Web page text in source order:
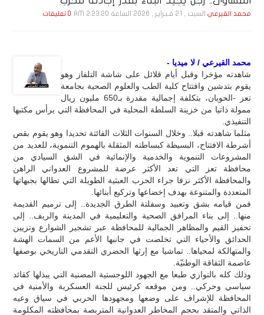
محمد القيرعي السبت , 21 فـبـرايـر , 2026 الساعة 2:23:20 AM 0 تعليقات
محمد القيرعي / لا ميديا -
شاهدته مؤخرا وقبل أيام قلائل على شاشة التلفاز وهو
يقوم بتدشين وافتتاح كلية الطب والعلوم الصحية بجامعة
تعز -الحوبان، بتكلفة إجمالية مقدرة بـ650 مليون ريال
ممولة ذاتيا من خزينة السلطة المحلية في المحافظة التي يرأس مكتبها
التنفيذي.
مثلما شاهدته قبلا.. وخلال السنوات الثلاث الفائتة تحديدا وهو يقوم بقص
أشرطة الافتتاح، البسيطة كبساطته المثقلة بالهموم التنموية، للعديد من
المشروعات التنموية والخدمية والإنمائية في الشق السيادي من
محافظة تعز التي تعد الأكثر عرضة للمشروع العدواني الراهن
والمحافظة الأكثر نزفا جراء الحرب العبثية الطويلة التي تطالها بجبهاتها
المتعددة والمتنوعة بهدف إخضاعها وتركيع أبنائها.
فمن قيامه بشق وتعبيد وسفلتة الطرق الجديدة.. إلى ترميم القديمة
منها.. إلى بناء المرافق الصحية والتعليمية في المدينة والريف.. إلى
تحفيز القيم والمظاهر الجمالية للمحافظة عبر تشجير الشوارع وتزيين
الحدائق والأحياء التي تخلصت في جانبها الأعم من السمات الهشة
والمتهالكة لمحياها.. تماشيا مع إرثها الحضري التقدمي التاريخي بوصفها
عاصمة الثقاقة الوطنيّة.
وذلك كله بالتوازي طبعا مع الجهود اللوجستية المضنية التي يبذلها كقائد
سياسي وحركي.. ومن موقعه كرئيس للجنة العسكرية والأمنية في
المحافظة للإشراف على وضعها ومجهودها الحربي في سياق وعيه
الذاتي والمتقد بحجم المخاطر العدوانية المتربصة بمحافظته المكلومة